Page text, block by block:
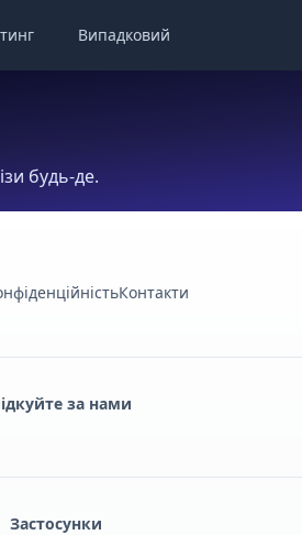
Випадковий
будь-де.
Контакти
за нами
Застосунки